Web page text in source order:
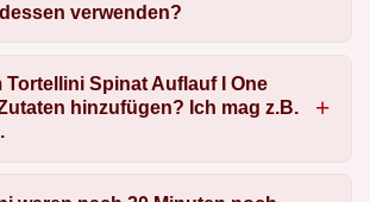
verwenden?
Tortellini Spinat Auflauf I One
hinzufügen? Ich mag z.B.